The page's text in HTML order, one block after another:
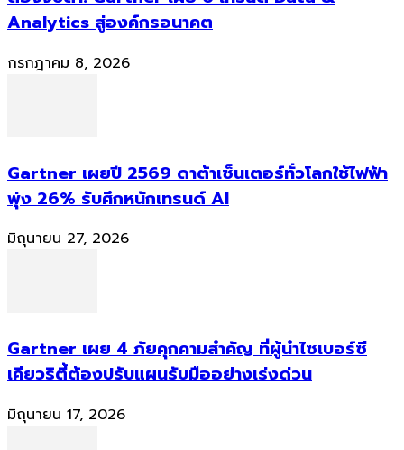
Analytics สู่องค์กรอนาคต
กรกฎาคม 8, 2026
Gartner เผยปี 2569 ดาต้าเซ็นเตอร์ทั่วโลกใช้ไฟฟ้า
พุ่ง 26% รับศึกหนักเทรนด์ AI
มิถุนายน 27, 2026
Gartner เผย 4 ภัยคุกคามสำคัญ ที่ผู้นำไซเบอร์ซี
เคียวริตี้ต้องปรับแผนรับมืออย่างเร่งด่วน
มิถุนายน 17, 2026